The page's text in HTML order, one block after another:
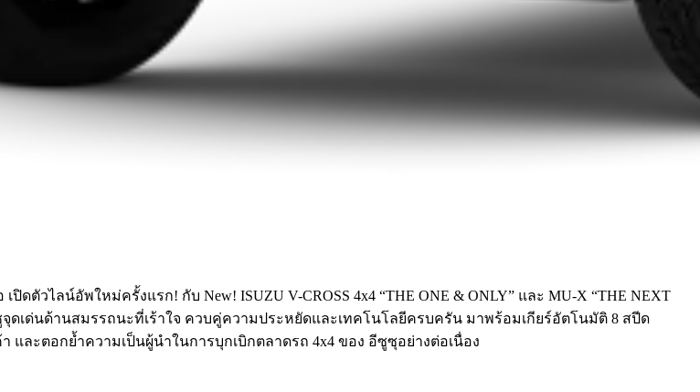
วไลน์อัพใหม่ครั้งแรก! กับ New! ISUZU V-CROSS 4x4 “THE ONE & ONLY” และ MU-X “THE NEXT
จุดเด่นด้านสมรรถนะที่เร้าใจ ควบคู่ความประหยัดและเทคโนโลยีครบครัน มาพร้อมเกียร์อัตโนมัติ 8 สปีด
และตอกย้ำความเป็นผู้นำในการบุกเบิกตลาดรถ 4x4 ของ อีซูซุอย่างต่อเนื่อง